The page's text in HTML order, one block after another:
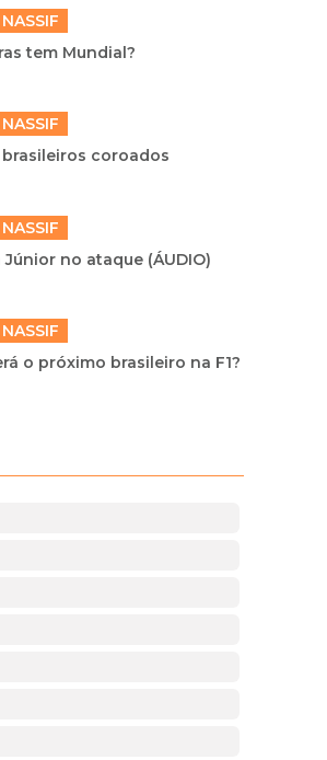
tem Mundial?
brasileiros coroados
Júnior no ataque (ÁUDIO)
o próximo brasileiro na F1?